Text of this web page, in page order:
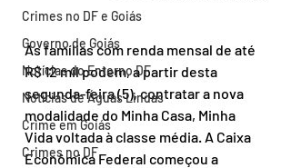
Crimes no DF e Goiás
Governo de Goiás
Notícias do Entorno DF
Notícias de Águas Lindas
Crime em Goiás
Crimes no DF
As famílias com renda mensal de até
R$ 12 mil podem, a partir desta
segunda-feira (5), contratar a nova
modalidade do Minha Casa, Minha
Vida voltada à classe média. A Caixa
Econômica Federal começou a